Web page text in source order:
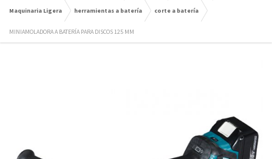
Maquinaria Ligera herramientas a batería corte a batería
MINIAMOLADORA A BATERÍA PARA DISCOS 125 MM